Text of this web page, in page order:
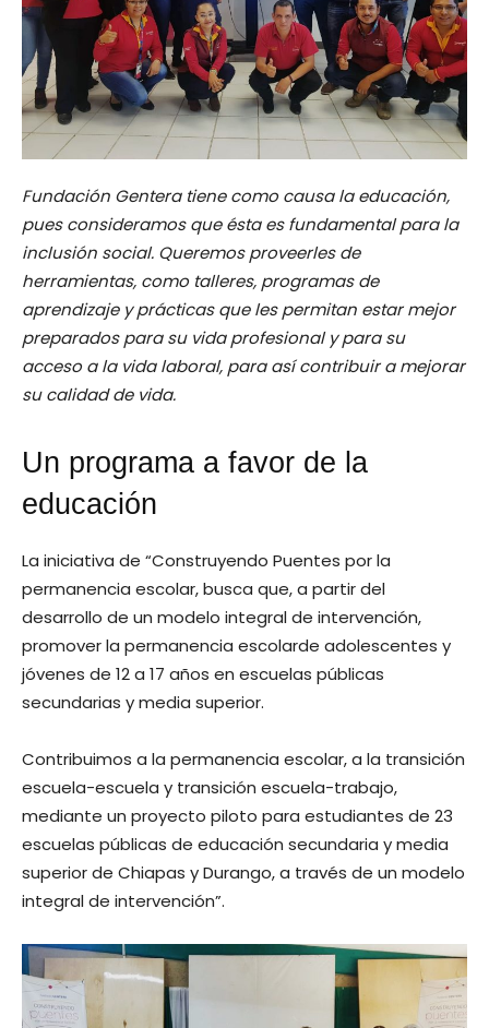
Fundación Gentera tiene como causa la educación,
pues consideramos que ésta es fundamental para la
inclusión social. Queremos proveerles de
herramientas, como talleres, programas de
aprendizaje y prácticas que les permitan estar mejor
preparados para su vida profesional y para su
acceso a la vida laboral, para así contribuir a mejorar
su calidad de vida.
Un programa a favor de la
educación
La iniciativa de “Construyendo Puentes por la
permanencia escolar, busca que, a partir del
desarrollo de un modelo integral de intervención,
promover la permanencia escolarde adolescentes y
jóvenes de 12 a 17 años en escuelas públicas
secundarias y media superior.
Contribuimos a la permanencia escolar, a la transición
escuela-escuela y transición escuela-trabajo,
mediante un proyecto piloto para estudiantes de 23
escuelas públicas de educación secundaria y media
superior de Chiapas y Durango, a través de un modelo
integral de intervención”.